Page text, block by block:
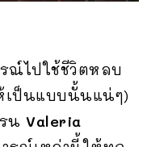
ณ์ไปใช้ชีวิตหลบ
เป็นแบบนั้นแน่ๆ)
น Valeria